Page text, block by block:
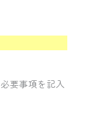
要事項を記入